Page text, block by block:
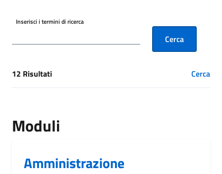
Inserisci i termini di ricerca
Cerca
[results] Risultati
12 Risultati Cerca
Moduli
Amministrazione